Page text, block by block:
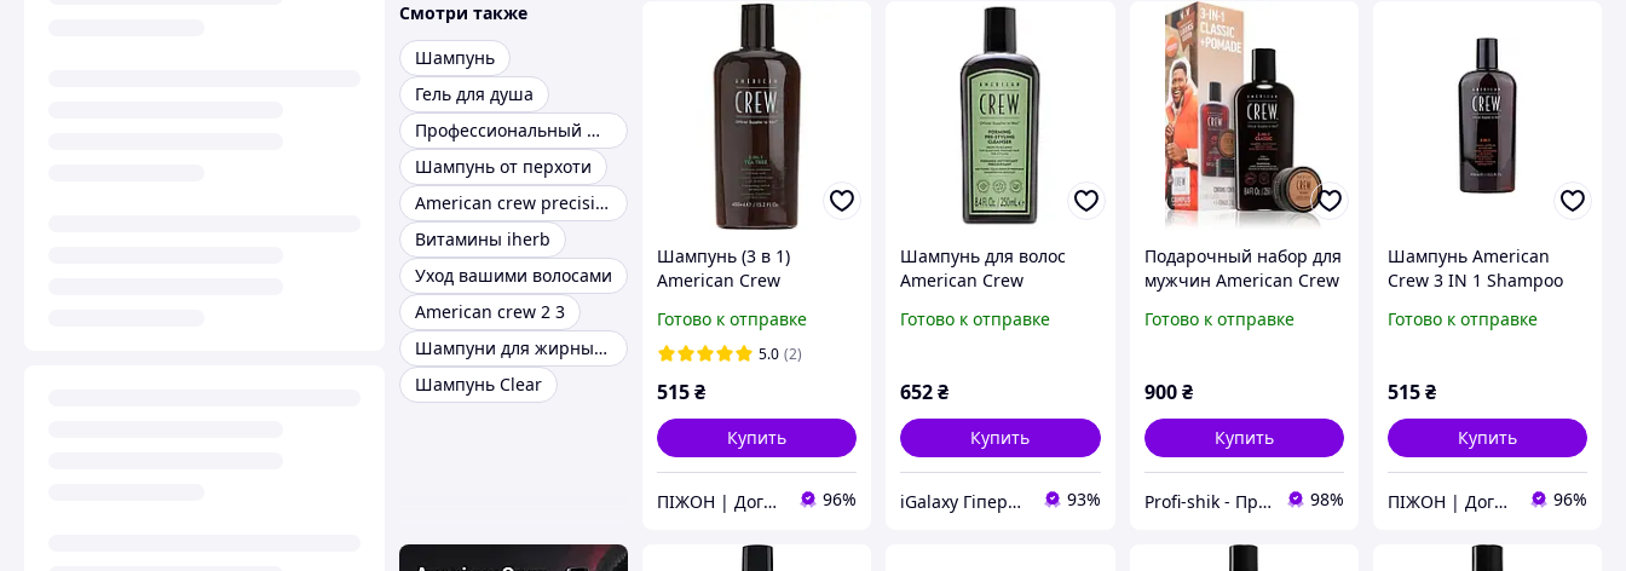
Смотри также
Шампунь
Гель для душа
Профессиональный шампунь
Шампунь от перхоти
American crew precision blend
Витамины iherb
Уход вашими волосами
American crew 2 3
Шампуни для жирных волос
Шампунь Clear
Шампунь (3 в 1)
American Crew
Кондиционер и Body
Wash Tea Tree 450 мл
Готово к отправке
5.0 (2)
515₴
Купить
ПІЖОН | Догляд для чоловіків 96%
Шампунь для волос
American Crew
Forming 250 мл
Готово к отправке
652₴
Купить
iGalaxy Гіпермаркет подарунків 93%
Подарочный набор для
мужчин American Crew
Готово к отправке
900 ₴
Купить
Profi-shik - Професійна косметика 98%
Шампунь American
Crew 3 IN 1 Shampoo
Готово к отправке
515₴
Купить
ПІЖОН | Догляд для чоловіків 96%